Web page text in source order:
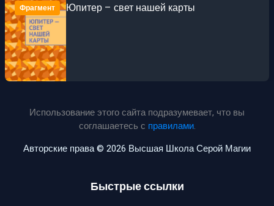
Фрагмент Юпитер – свет нашей карты
Использование этого сайта подразумевает, что вы
соглашаетесь с правилами.
Авторские права © 2026 Высшая Школа Серой Магии
Быстрые ссылки